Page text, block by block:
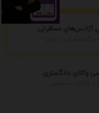
آژانس‌های مسافرتی
وکلای دادگستری